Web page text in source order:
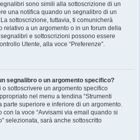
sono simili alla sottoscrizione di un
una notifica quando un segnalibro di un
sottoscrizione, tuttavia, ti comunicherà
relativo a un argomento o in un forum della
e sottoscrizioni possono essere
Utente, alla voce “Preferenze”.
segnalibro o un argomento specifico?
sottoscrivere un argomento specifico
nel menu a tendina “Strumenti
parte superiore e inferiore di un argomento.
con la voce “Avvisami via email quando si
selezionata, sarà anche sottoscritto